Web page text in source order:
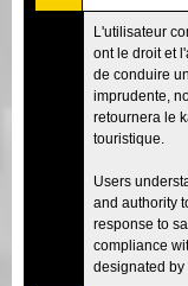
L'utilisateur
ont le droit et
de conduire
imprudente,
retournera le
touristique.
Users
and authority
response to
compliance
designated by